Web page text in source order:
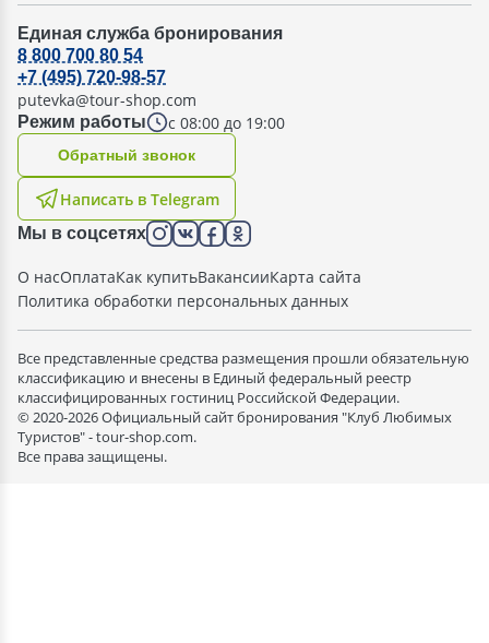
Единая служба бронирования
Режим работы с 08:00 до 19:00
8 800 700 80 54
+7 (495) 720-98-57
putevka@tour-shop.com
Написать в Telegram
Oбратный звонок
Мы в соцсетях
О насОплатаКак купитьВакансииКарта сайта
Политика обработки персональных данных
Все представленные средства размещения прошли обязательную
классификацию и внесены в Единый федеральный реестр
классифицированных гостиниц Российской Федерации.
© 2020-2026 Официальный сайт бронирования "Клуб Любимых
Туристов" - tour-shop.com.
Все права защищены.